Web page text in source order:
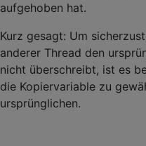
aufgehoben hat.
Kurz gesagt: Um
anderer Thread den
nicht überschreibt, ist es
die Kopiervariable zu
ursprünglichen.